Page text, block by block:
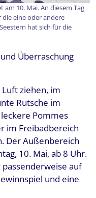
am 10. Mai. An diesem Tag
eine oder andere
hat sich für die
Überraschung
ziehen, im
Rutsche im
Pommes
im Freibadbereich
Der Außenbereich
10. Mai, ab 8 Uhr.
auf
und eine